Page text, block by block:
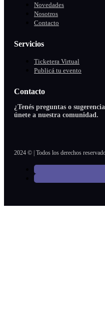
Novedades
Nosotros
Contacto
Servicios
Ticketera Virtual
Publicá tu evento
Contacto
¿Tenés preguntas o
únete a nuestra comunidad.
2024 © | Todos los derechos